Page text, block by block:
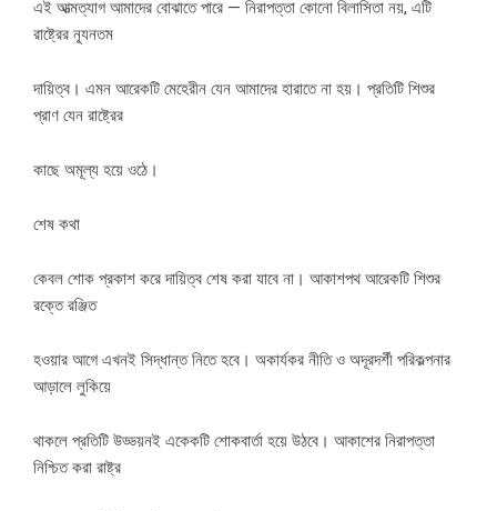
এই আত্মত্যাগ আমাদের বোঝাতে পারে — নিরাপত্তা কোনো বিলাসিতা নয়, এটি
রাষ্ট্রের ন্যূনতম
দায়িত্ব। এমন আরেকটি মেহেরীন যেন আমাদের হারাতে না হয়। প্রতিটি শিশুর
প্রাণ যেন রাষ্ট্রের
কাছে অমূল্য হয়ে ওঠে।
শেষ কথা
কেবল শোক প্রকাশ করে দায়িত্ব শেষ করা যাবে না। আকাশপথ আরেকটি শিশুর
রক্তে রঞ্জিত
হওয়ার আগে এখনই সিদ্ধান্ত নিতে হবে। অকার্যকর নীতি ও অদূরদর্শী পরিকল্পনার
আড়ালে লুকিয়ে
থাকলে প্রতিটি উড্ডয়নই একেকটি শোকবার্তা হয়ে উঠবে। আকাশের নিরাপত্তা
নিশ্চিত করা রাষ্ট্র